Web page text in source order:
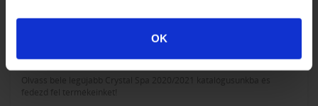
OK
MEGJELENT ÚJ CRYSTAL SPA 2020/2021 KATALÓGUSUNK!
fedezd fel termékeinket!